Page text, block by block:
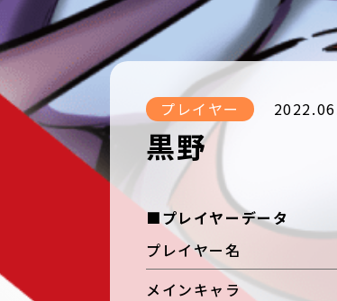
プレイヤー
黒野
■プレイヤーデータ
プレイヤー名
メインキャラ